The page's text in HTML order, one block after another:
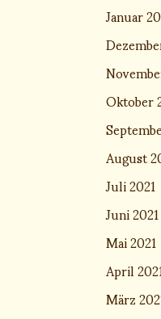
Januar
Oktober
August
Juli 2021
Juni 2021
Mai 2021
April
März